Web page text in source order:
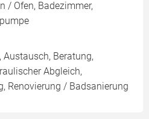
/ Ofen, Badezimmer,
Beratung,
Abgleich,
Renovierung / Badsanierung